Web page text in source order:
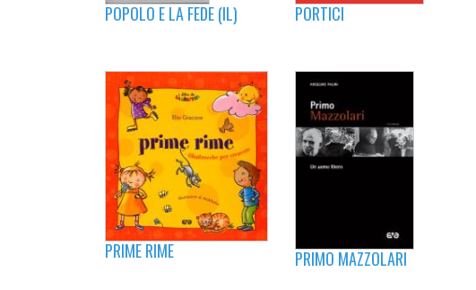
POPOLO E LA FEDE (IL) PORTICI
PRIME RIME PRIMO MAZZOLARI